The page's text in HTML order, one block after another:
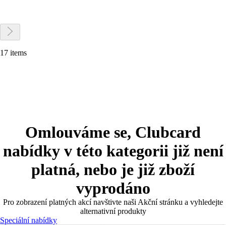
17 items
Omlouváme se, Clubcard
nabídky v této kategorii již není
platná, nebo je již zboží
vyprodáno
Pro zobrazení platných akcí navštivte naši Akční stránku a vyhledejte
alternativní produkty
Speciální nabídky